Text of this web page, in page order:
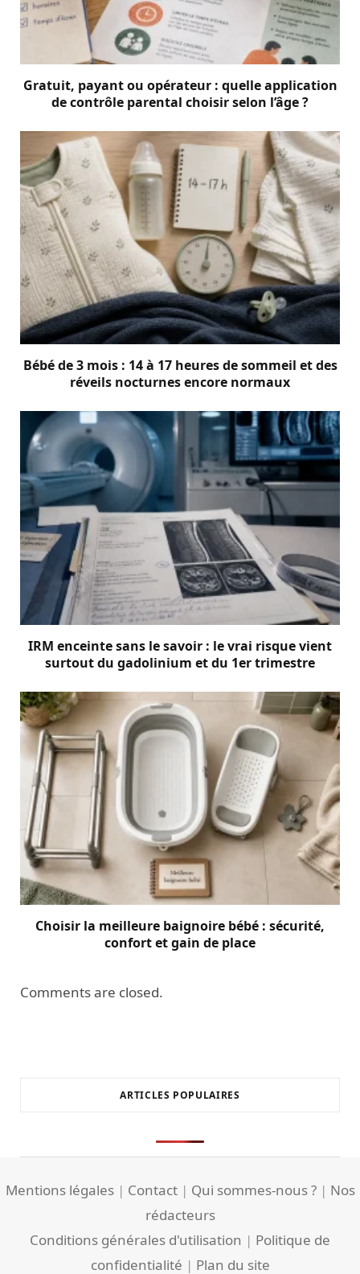
Gratuit, payant ou opérateur : quelle application
de contrôle parental choisir selon l’âge ?
Bébé de 3 mois : 14 à 17 heures de sommeil et des
réveils nocturnes encore normaux
IRM enceinte sans le savoir : le vrai risque vient
surtout du gadolinium et du 1er trimestre
Choisir la meilleure baignoire bébé : sécurité,
confort et gain de place
Comments are closed.
ARTICLES POPULAIRES
Mentions légales| Contact| Qui sommes-nous ?| Nos
rédacteurs
Conditions générales d'utilisation | Politique de
confidentialité | Plan du site